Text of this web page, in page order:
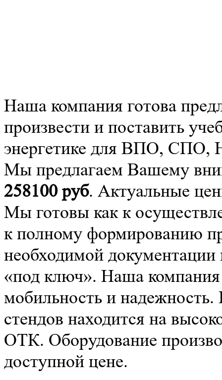
Наша компания готова
произвести и поставить
энергетике для ВПО,
Мы предлагаем Вашему
258100руб. Актуальные
Мы готовы как к
к полному формированию
необходимой
«под ключ». Наша компания
мобильность и
стендов находится на
ОТК. Оборудование
доступной цене.